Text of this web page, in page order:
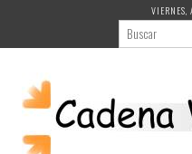
contenido
VIERNES,